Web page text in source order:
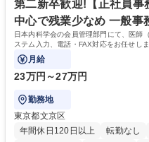
「未来の日常」の創造に向けて持
す。 学歴・資格 学歴：大学院
第二新卒歓迎!【正社員事
中心で残業少なめ 一般事
日本内科学会の会員管理部門にて、医師
ステム入力、電話・FAX対応をお任せし
などにも幅広く携わっていただきます。
月給
23万円～27万円
勤務地
東京都文京区
年間休日120日以上
転勤なし